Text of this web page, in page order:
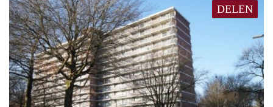
DELEN